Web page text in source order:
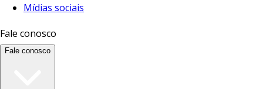
Mídias sociais
Fale conosco
Fale conosco